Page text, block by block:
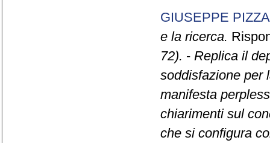
GIUSEPPE PIZZA
e la ricerca.
72). - Replica il
soddisfazione per
manifesta
chiarimenti sul
che si configura